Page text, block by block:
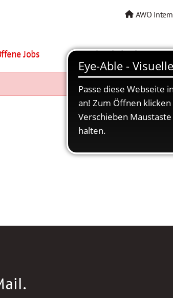
AWO Intern
Jobs AWO als Arbeitgeber